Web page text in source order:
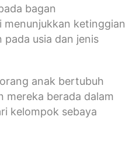
bagan
ketinggian
usia dan jenis
anak bertubuh
mereka berada dalam
kelompok sebaya